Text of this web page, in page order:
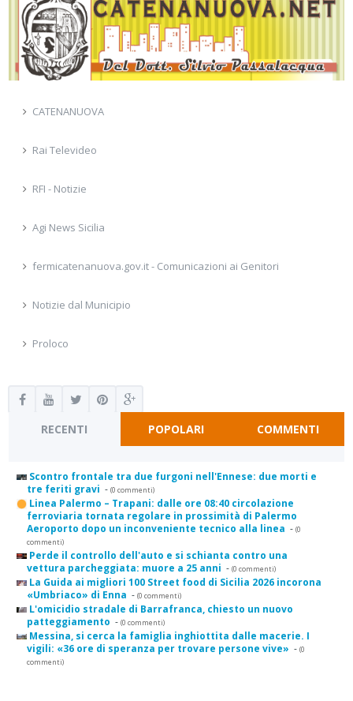
CATENANUOVA
Rai Televideo
RFI - Notizie
Agi News Sicilia
fermicatenanuova.gov.it - Comunicazioni ai Genitori
Notizie dal Municipio
Proloco
RECENTI POPOLARI COMMENTI
Scontro frontale tra due furgoni nell'Ennese: due morti e
tre feriti gravi - (0 commenti)
Linea Palermo – Trapani: dalle ore 08:40 circolazione
ferroviaria tornata regolare in prossimità di Palermo
Aeroporto dopo un inconveniente tecnico alla linea - (0
commenti)
Perde il controllo dell'auto e si schianta contro una
vettura parcheggiata: muore a 25 anni - (0 commenti)
La Guida ai migliori 100 Street food di Sicilia 2026 incorona
«Umbriaco» di Enna - (0 commenti)
L'omicidio stradale di Barrafranca, chiesto un nuovo
patteggiamento - (0 commenti)
Messina, si cerca la famiglia inghiottita dalle macerie. I
vigili: «36 ore di speranza per trovare persone vive» - (0
commenti)